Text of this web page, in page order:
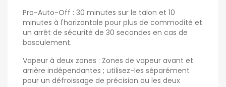
Pro-Auto-Off : 30 minutes sur le talon et 10
minutes à l'horizontale pour plus de commodité et
un arrêt de sécurité de 30 secondes en cas de
basculement.
Vapeur à deux zones : Zones de vapeur avant et
arrière indépendantes ; utilisez-les séparément
pour un défroissage de précision ou les deux